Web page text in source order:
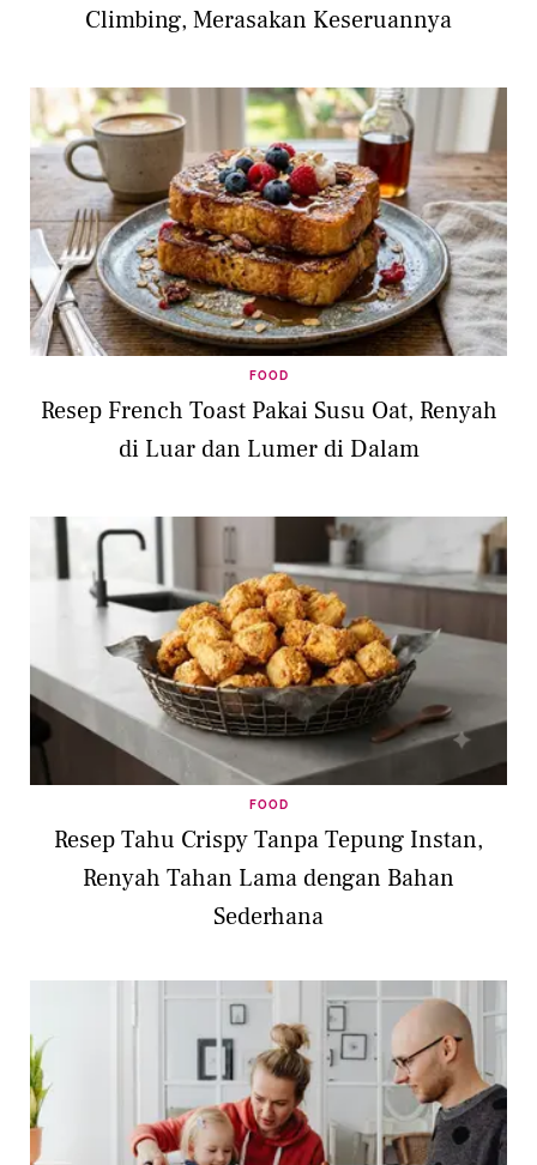
Climbing, Merasakan Keseruannya
FOOD
Resep French Toast Pakai Susu Oat, Renyah
di Luar dan Lumer di Dalam
FOOD
Resep Tahu Crispy Tanpa Tepung Instan,
Renyah Tahan Lama dengan Bahan
Sederhana